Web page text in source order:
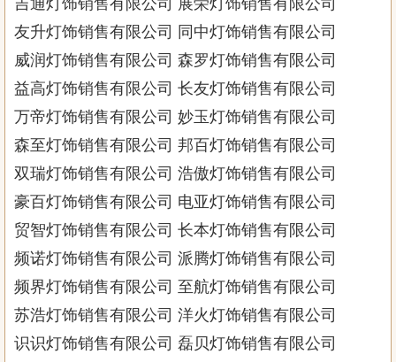
吉通灯饰销售有限公司 展荣灯饰销售有限公司
友升灯饰销售有限公司 同中灯饰销售有限公司
威润灯饰销售有限公司 森罗灯饰销售有限公司
益高灯饰销售有限公司 长友灯饰销售有限公司
万帝灯饰销售有限公司 妙玉灯饰销售有限公司
森至灯饰销售有限公司 邦百灯饰销售有限公司
双瑞灯饰销售有限公司 浩傲灯饰销售有限公司
豪百灯饰销售有限公司 电亚灯饰销售有限公司
贸智灯饰销售有限公司 长本灯饰销售有限公司
频诺灯饰销售有限公司 派腾灯饰销售有限公司
频界灯饰销售有限公司 至航灯饰销售有限公司
苏浩灯饰销售有限公司 洋火灯饰销售有限公司
识识灯饰销售有限公司 磊贝灯饰销售有限公司